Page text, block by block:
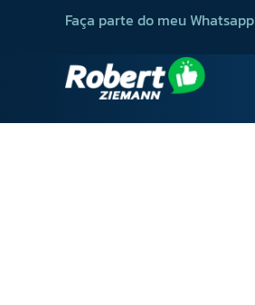
Faça parte do meu Whatsapp